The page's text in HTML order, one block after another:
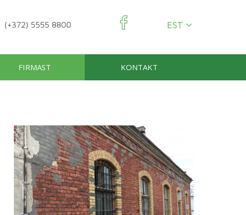
(+372) 5555 8800 EST
FIRMAST KONTAKT